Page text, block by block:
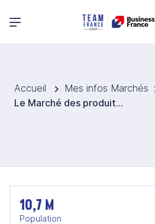
Menu principal
Accueil
Mes infos Marchés
Le Marché des produits végétaux aux Émirats Arabes Unis
10,7 M
Population